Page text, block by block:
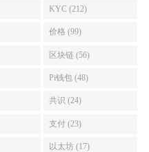
KYC (212)
价格 (99)
区块链 (56)
Pi钱包 (48)
共识 (24)
支付 (23)
以太坊 (17)